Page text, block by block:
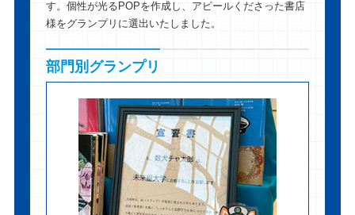
す。個性が光るPOPを作成し、アピールくださった書店
様をグランプリに選出いたしました。
部門別グランプリ